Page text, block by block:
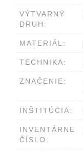
VÝTVARNÝ
DRUH:
MATERIÁL:
TECHNIKA:
ZNAČENIE:
INŠTITÚCIA:
INVENTÁRNE
ČÍSLO: